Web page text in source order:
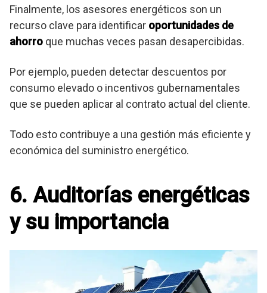
Finalmente, los asesores energéticos son un
recurso clave para identificar oportunidades de
ahorro que muchas veces pasan desapercibidas.
Por ejemplo, pueden detectar descuentos por
consumo elevado o incentivos gubernamentales
que se pueden aplicar al contrato actual del cliente.
Todo esto contribuye a una gestión más eficiente y
económica del suministro energético.
6. Auditorías energéticas
y su importancia